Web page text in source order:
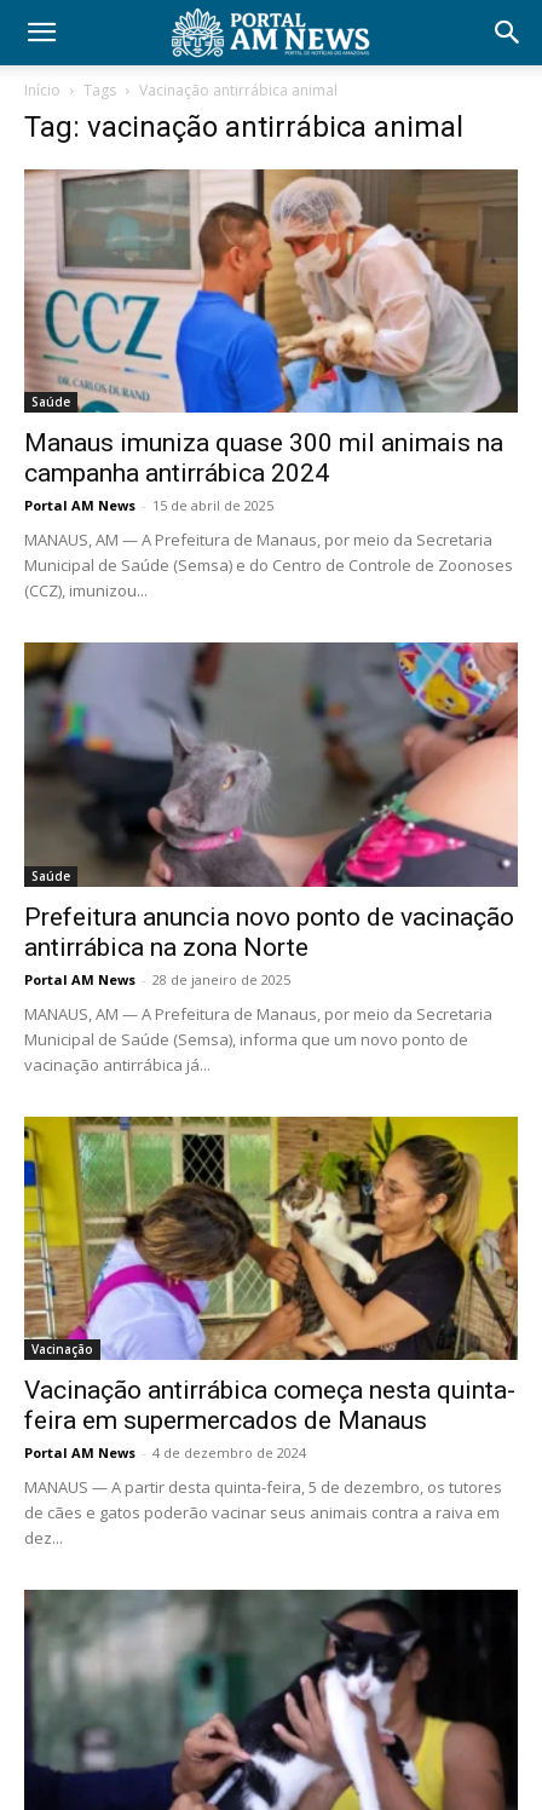
Início Tags Vacinação antirrábica animal
Tag: vacinação antirrábica animal
Saúde
Manaus imuniza quase 300 mil animais na
campanha antirrábica 2024
Portal AM News - 15 de abril de 2025
MANAUS, AM — A Prefeitura de Manaus, por meio da Secretaria
Municipal de Saúde (Semsa) e do Centro de Controle de Zoonoses
(CCZ), imunizou...
Saúde
Prefeitura anuncia novo ponto de vacinação
antirrábica na zona Norte
Portal AM News - 28 de janeiro de 2025
MANAUS, AM — A Prefeitura de Manaus, por meio da Secretaria
Municipal de Saúde (Semsa), informa que um novo ponto de
vacinação antirrábica já...
Vacinação
Vacinação antirrábica começa nesta quinta-
feira em supermercados de Manaus
Portal AM News - 4 de dezembro de 2024
MANAUS — A partir desta quinta-feira, 5 de dezembro, os tutores
de cães e gatos poderão vacinar seus animais contra a raiva em
dez...